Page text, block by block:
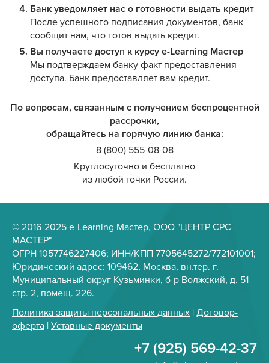
Банк уведомляет нас о готовности выдать кредит
После успешного подписания документов, банк
сообщит нам, что готов выдать кредит.
Вы получаете доступ к курсу e-Learning Мастер
Мы подтверждаем банку факт предоставления
доступа. Банк предоставляет вам кредит.
По вопросам, связанным с получением беспроцентной
рассрочки,
обращайтесь на горячую линию банка:
8 (800) 555-08-08
Круглосуточно и бесплатно
из любой точки России.
© 2016-2025 e-Learning Мастер, ООО "ЦЕНТР СРС-
МАСТЕР"
ОГРН 1057746227406; ИНН/КПП 7705645272/772101001;
Юридический адрес: 109462, Москва, вн.тер. г.
Муниципальный округ Кузьминки, б-р Волжский, д. 51
стр. 2, помещ. 226.
Политика защиты персональных данных | Договор-
оферта | Уставные документы
+7 (925) 569-42-37